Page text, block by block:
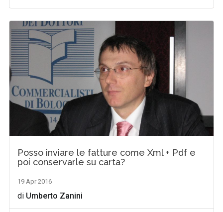
Posso inviare le fatture come Xml + Pdf e
poi conservarle su carta?
19 Apr 2016
di Umberto Zanini